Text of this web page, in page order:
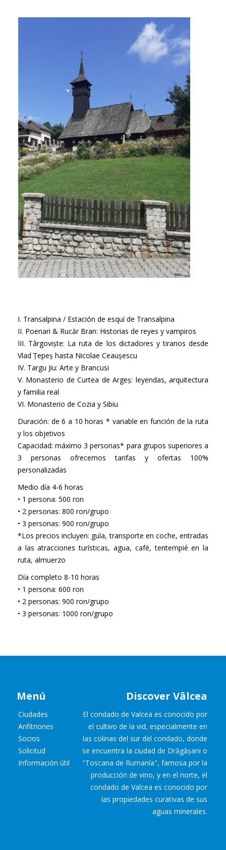
I. Transalpina / Estación de esquí de Transalpina
II. Poenari & Rucăr Bran: Historias de reyes y vampiros
III. Târgoviște: La ruta de los dictadores y tiranos desde
Vlad Țepeș hasta Nicolae Ceaușescu
IV. Targu Jiu: Arte y Brancusi
V. Monasterio de Curtea de Argeș: leyendas, arquitectura
y familia real
VI. Monasterio de Cozia y Sibiu
Duración: de 6 a 10 horas * variable en función de la ruta
y los objetivos
Capacidad: máximo 3 personas* para grupos superiores a
3 personas ofrecemos tarifas y ofertas 100%
personalizadas
Medio día 4-6 horas
• 1 persona: 500 ron
• 2 personas: 800 ron/grupo
• 3 personas: 900 ron/grupo
*Los precios incluyen: guía, transporte en coche, entradas
a las atracciones turísticas, agua, café, tentempié en la
ruta, almuerzo
Día completo 8-10 horas
• 1 persona: 600 ron
• 2 personas: 900 ron/grupo
• 3 personas: 1000 ron/grupo
Menú
Ciudades
Anfitriones
Socios
Solicitud
Información útil
Discover Vâlcea
El condado de Valcea es conocido por
el cultivo de la vid, especialmente en
las colinas del sur del condado, donde
se encuentra la ciudad de Drăgășani o
"Toscana de Rumanía", famosa por la
producción de vino, y en el norte, el
condado de Valcea es conocido por
las propiedades curativas de sus
aguas minerales.